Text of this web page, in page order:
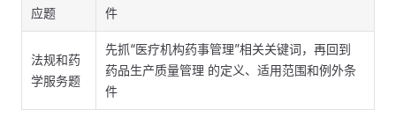
应题
件
法规和药
学服务题
先抓“医疗机构药事管理”相关关键词，再回到
药品生产质量管理 的定义、适用范围和例外条
件